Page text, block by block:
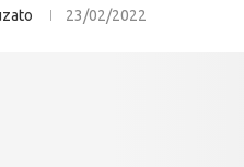
23/02/2022